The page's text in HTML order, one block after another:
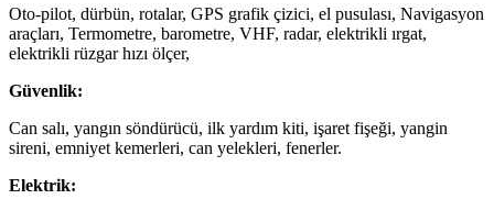
Oto-pilot, dürbün, rotalar, GPS grafik çizici, el pusulası, Navigasyon
araçları, Termometre, barometre, VHF, radar, elektrikli ırgat,
elektrikli rüzgar hızı ölçer,
Güvenlik:
Can salı, yangın söndürücü, ilk yardım kiti, işaret fişeği, yangin
sireni, emniyet kemerleri, can yelekleri, fenerler.
Elektrik: